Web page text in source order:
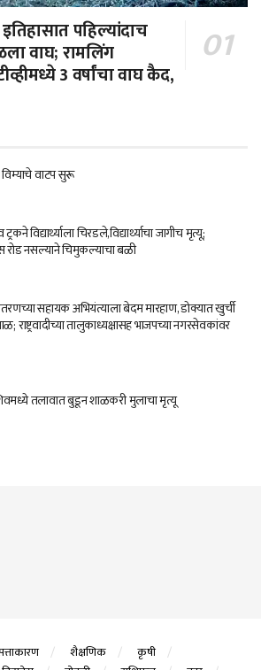
पहिल्यांदाच
वाघ; रामलिंग
3 वर्षांचा वाघ कैद,
वाटप सुरू
विद्यार्थ्याला चिरडले,विद्यार्थ्याचा जागीच मृत्यू;
रोड नसल्याने चिमुकल्याचा बळी
सहायक अभियंत्याला बेदम मारहाण, डोक्यात खुर्ची
राष्ट्रवादीच्या तालुकाध्यक्षासह भाजपच्या नगरसेवकांवर
तलावात बुडून शाळकरी मुलाचा मृत्यू
शैक्षणिक
कृषी